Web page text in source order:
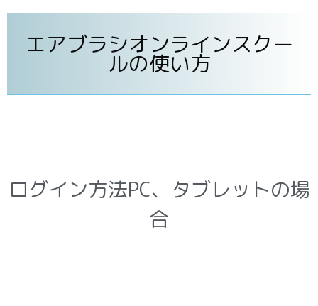
エアブラシオンラインスクー
ルの使い方
ログイン方法PC、タブレットの場
合